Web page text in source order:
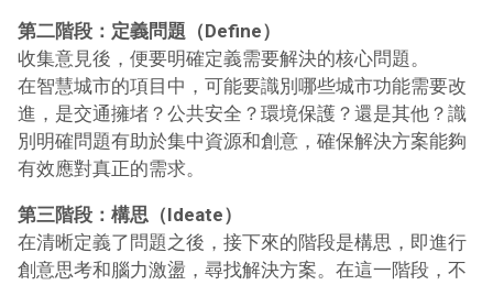
第二階段：定義問題（Define）
收集意見後，便要明確定義需要解決的核心問題。
在智慧城市的項目中，可能要識別哪些城市功能需要改
進，是交通擁堵？公共安全？環境保護？還是其他？識
別明確問題有助於集中資源和創意，確保解決方案能夠
有效應對真正的需求。
第三階段：構思（Ideate）
在清晰定義了問題之後，接下來的階段是構思，即進行
創意思考和腦力激盪，尋找解決方案。在這一階段，不